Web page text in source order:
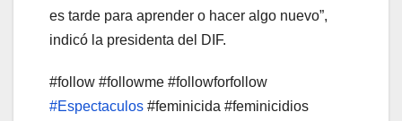
es tarde para aprender o hacer algo nuevo”,
indicó la presidenta del DIF.
#follow #followme #followforfollow
#Espectaculos #feminicida #feminicidios